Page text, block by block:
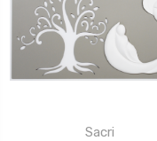
Sacri